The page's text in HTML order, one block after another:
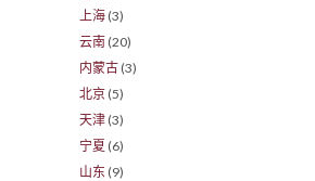
上海 (3)
云南 (20)
内蒙古 (3)
北京 (5)
天津 (3)
宁夏 (6)
山东 (9)